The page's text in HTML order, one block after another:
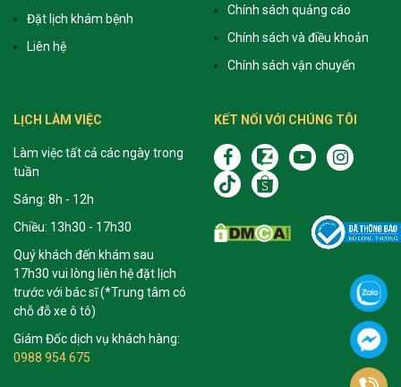
Đặt lịch khám bệnh
Liên hệ
Chính sách quảng cáo
Chính sách và điều khoản
Chính sách vận chuyển
LỊCH LÀM VIỆC
Làm việc tất cả các ngày trong
tuần
Sáng: 8h - 12h
Chiều: 13h30 - 17h30
Quý khách đến khám sau
17h30 vui lòng liên hệ đặt lịch
trước với bác sĩ (*Trung tâm có
chỗ đỗ xe ô tô)
Giám Đốc dịch vụ khách hàng:
0988 954 675
KẾT NỐI VỚI CHÚNG TÔI